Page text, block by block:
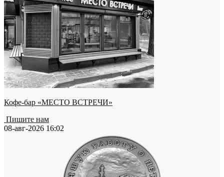
Кофе-бар «МЕСТО ВСТРЕЧИ»
Пишите нам
08-авг-2026 16:02